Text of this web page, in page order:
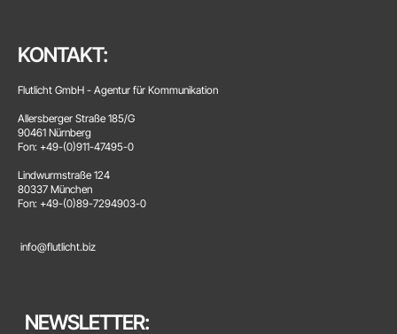
KONTAKT:
Flutlicht GmbH - Agentur für Kommunikation
Allersberger Straße 185/G
90461 Nürnberg
Fon: +49-(0)911-47495-0
Lindwurmstraße 124
80337 München
Fon: +49-(0)89-7294903-0
info@flutlicht.biz
NEWSLETTER: